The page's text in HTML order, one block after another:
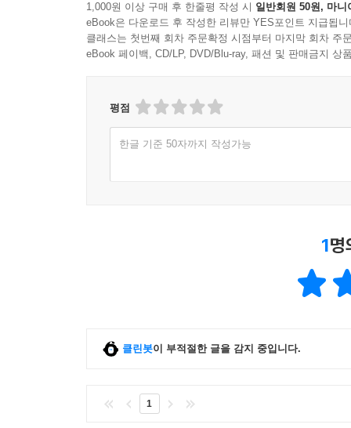
놓치지 않는 치열함과 인간을 향하는 애정 등이
애틋”하고 “결이 고운데도 힘이 넘친다.” 그의
때문에 “좋은 소설은 언제나 비평의 언어로 포
1,000원 이상 구매 후 한줄평 작성 시 일반회원 50원, 마니
eBook은 다운로드 후 작성한 리뷰만 YES포인트 지급됩니
클래스는 첫번째 회차 주문확정 시점부터 마지막 회차 주
eBook 페이백, CD/LP, DVD/Blu-ray, 패션 및 판매금지 상
평점
한글 기준 50자까지 작성가능
1명
클린봇이 부적절한 글을 감지 중입니다.
1